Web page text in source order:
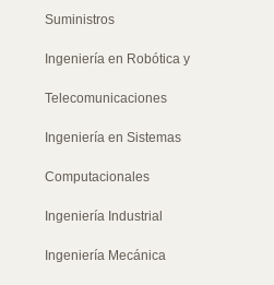
Suministros
Ingeniería en Robótica y
Telecomunicaciones
Ingeniería en Sistemas
Computacionales
Ingeniería Industrial
Ingeniería Mecánica